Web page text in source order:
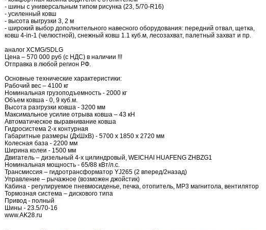
- шины с универсальным типом рисунка (23, 5/70-R16)
- усиленный ковш
- высота выгрузки 3, 2 м
- широкий выбор дополнительного навесного оборудования: передний отвал, щетка,
ковш 4-in-1 (челюстной), снежный ковш 1.1 куб.м, лесозахват, палетный захват и пр.
аналог XCMG/SDLG
Цена – 570 000 руб (с НДС) в наличии !!!
Отправка в любой регион РФ.
Основные технические характеристики:
Рабочий вес – 4100 кг
Номинальная грузоподъемность - 2000 кг
Объем ковша - 0, 9 куб.м.
Высота разгрузки ковша - 3200 мм
Максимальное усилие отрыва ковша – 43 кН
Автоматическое выравнивание ковша
Гидросистема 2-х контурная
Габаритные размеры (ДхШхВ) - 5700 x 1850 x 2720 мм
Колесная база - 2200 мм
Ширина колеи - 1500 мм
Двигатель – дизельный 4-х цилиндровый, WEICHAI HUAFENG ZHВZG1
Номинальная мощность - 65/88 кВт/л.с.
Трансмиссия – гидротрансформатор YJ265 (2 вперед/2назад)
Управление – рычажное (возможен джойстик)
Кабина - регулируемое пневмосиденье, печка, отопитель, МР3 магнитола, вентилятор
Тормозная система – дискового типа
Привод - полный
Шины - 23.5/70-16
www.AK28.ru